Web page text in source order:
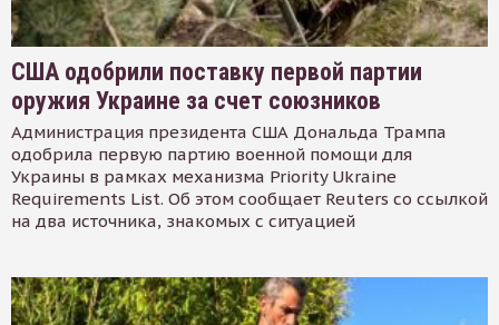
США одобрили поставку первой партии
оружия Украине за счет союзников
Администрация президента США Дональда Трампа
одобрила первую партию военной помощи для
Украины в рамках механизма Priority Ukraine
Requirements List. Об этом сообщает Reuters со ссылкой
на два источника, знакомых с ситуацией